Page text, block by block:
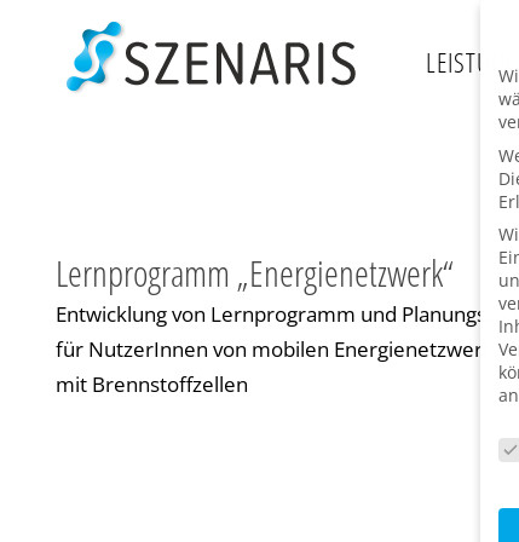
springen
Lernprogramm „Energienetzwerk“
Entwicklung von Lernprogramm und Planungstool
für NutzerInnen von mobilen Energienetzwerken
mit Brennstoffzellen